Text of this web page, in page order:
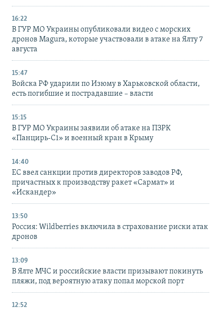
16:22
В ГУР МО Украины опубликовали видео с морских
дронов Magura, которые участвовали в атаке на Ялту 7
августа
15:47
Войска РФ ударили по Изюму в Харьковской области,
есть погибшие и пострадавшие – власти
15:15
В ГУР МО Украины заявили об атаке на ПЗРК
«Панцирь-С1» и военный кран в Крыму
14:40
ЕС ввел санкции против директоров заводов РФ,
причастных к производству ракет «Сармат» и
«Искандер»
13:50
Россия: Wildberries включила в страхование риски атак
дронов
13:09
В Ялте МЧС и российские власти призывают покинуть
пляжи, под вероятную атаку попал морской порт
12:52